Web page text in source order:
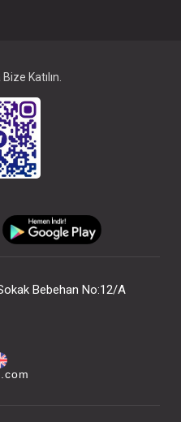
Katılın.
Bebehan No:12/A